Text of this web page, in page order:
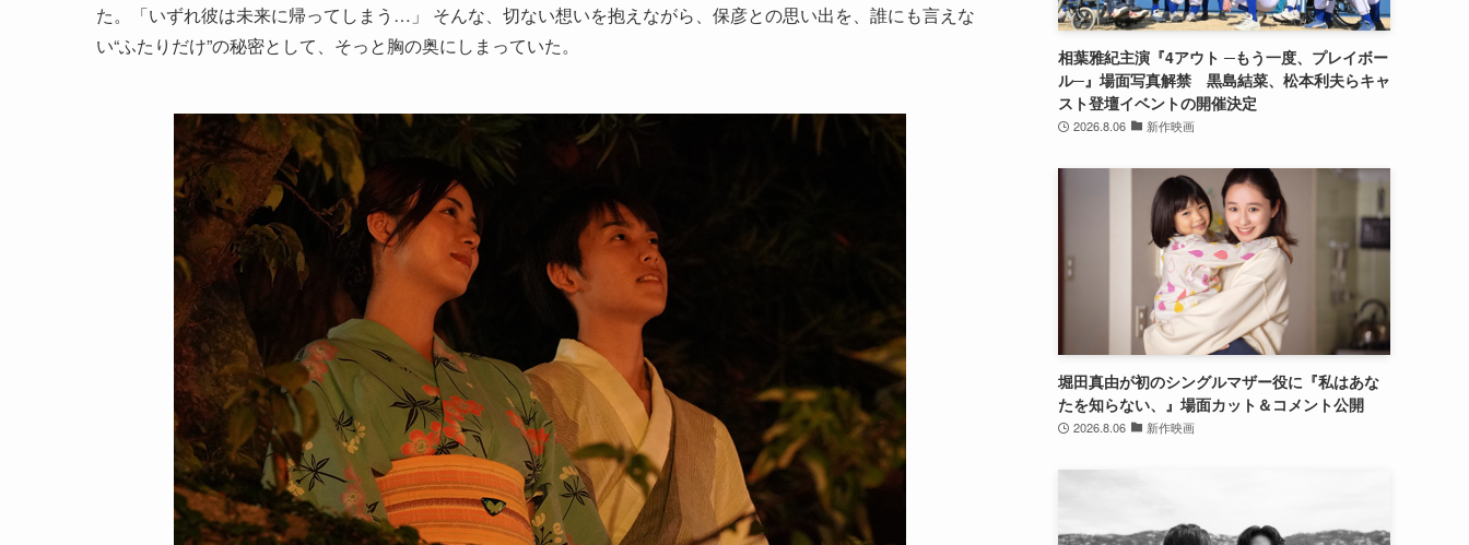
た。「いずれ彼は未来に帰ってしまう…」 そんな、切ない想いを抱えながら、保彦との思い出を、誰にも言えな
い“ふたりだけ”の秘密として、そっと胸の奥にしまっていた。
相葉雅紀主演『4アウト ─もう一度、プレイボー
ル─』場面写真解禁 黒島結菜、松本利夫らキャ
スト登壇イベントの開催決定
2026.8.06 新作映画
堀田真由が初のシングルマザー役に『私はあな
たを知らない、』場面カット＆コメント公開
2026.8.06 新作映画